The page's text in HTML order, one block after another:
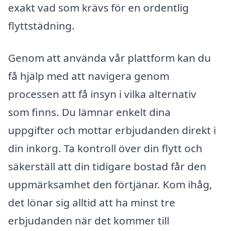
exakt vad som krävs för en ordentlig
flyttstädning.
Genom att använda vår plattform kan du
få hjälp med att navigera genom
processen att få insyn i vilka alternativ
som finns. Du lämnar enkelt dina
uppgifter och mottar erbjudanden direkt i
din inkorg. Ta kontroll över din flytt och
säkerställ att din tidigare bostad får den
uppmärksamhet den förtjänar. Kom ihåg,
det lönar sig alltid att ha minst tre
erbjudanden när det kommer till